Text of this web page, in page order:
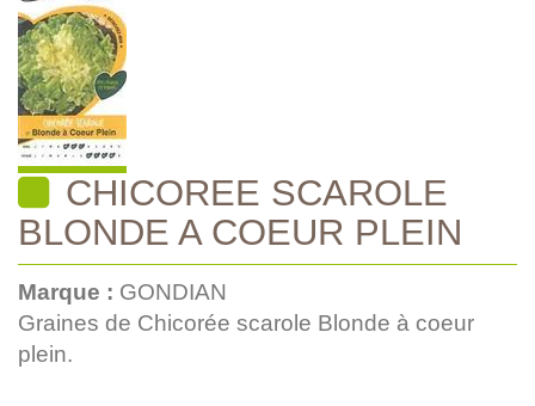
CHICOREE SCAROLE
BLONDE A COEUR PLEIN
Marque : GONDIAN
Graines de Chicorée scarole Blonde à coeur
plein.